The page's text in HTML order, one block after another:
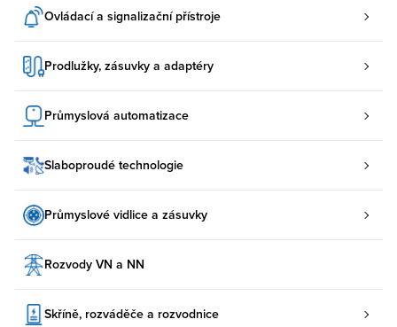
Ovládací a signalizační přístroje
Prodlužky, zásuvky a adaptéry
Průmyslová automatizace
Slaboproudé technologie
Průmyslové vidlice a zásuvky
Rozvody VN a NN
Skříně, rozváděče a rozvodnice